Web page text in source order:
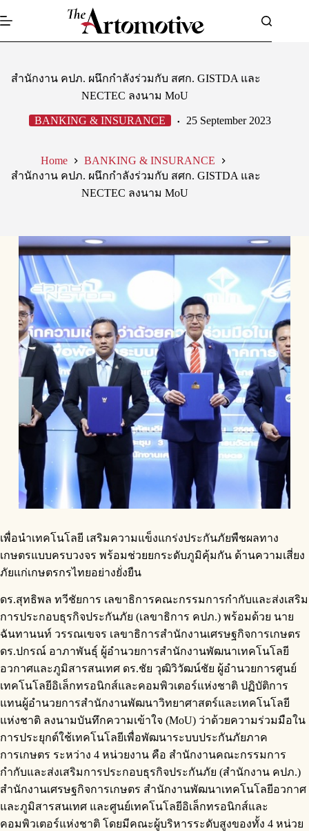
to
สำนักงาน คปภ. ผนึกกำลังร่วมกับ สศก. GISTDA และ
NECTEC ลงนาม MoU
BANKING & INSURANCE 25 September 2023
Home
BANKING & INSURANCE
สำนักงาน คปภ. ผนึกกำลังร่วมกับ สศก. GISTDA และ
NECTEC ลงนาม MoU
เพื่อนำเทคโนโลยี เสริมความแข็งแกร่งประกันภัยพืชผลทาง
เกษตรแบบครบวงจร พร้อมช่วยยกระดับภูมิคุ้มกัน ด้านความเสี่ยง
ภัยแก่เกษตรกรไทยอย่างยั่งยืน
ดร.สุทธิพล ทวีชัยการ เลขาธิการคณะกรรมการกำกับและส่งเสริม
การประกอบธุรกิจประกันภัย (เลขาธิการ คปภ.) พร้อมด้วย นาย
ฉันทานนท์ วรรณเขจร เลขาธิการสำนักงานเศรษฐกิจการเกษตร
ดร.ปกรณ์ อาภาพันธุ์ ผู้อำนวยการสำนักงานพัฒนาเทคโนโลยี
อวกาศและภูมิสารสนเทศ ดร.ชัย วุฒิวิวัฒน์ชัย ผู้อำนวยการศูนย์
เทคโนโลยีอิเล็กทรอนิกส์และคอมพิวเตอร์แห่งชาติ ปฏิบัติการ
แทนผู้อำนวยการสำนักงานพัฒนาวิทยาศาสตร์และเทคโนโลยี
แห่งชาติ ลงนามบันทึกความเข้าใจ (MoU) ว่าด้วยความร่วมมือใน
การประยุกต์ใช้เทคโนโลยีเพื่อพัฒนาระบบประกันภัยภาค
การเกษตร ระหว่าง 4 หน่วยงาน คือ สำนักงานคณะกรรมการ
กำกับและส่งเสริมการประกอบธุรกิจประกันภัย (สำนักงาน คปภ.)
สำนักงานเศรษฐกิจการเกษตร สำนักงานพัฒนาเทคโนโลยีอวกาศ
และภูมิสารสนเทศ และศูนย์เทคโนโลยีอิเล็กทรอนิกส์และ
คอมพิวเตอร์แห่งชาติ โดยมีคณะผู้บริหารระดับสูงของทั้ง 4 หน่วย